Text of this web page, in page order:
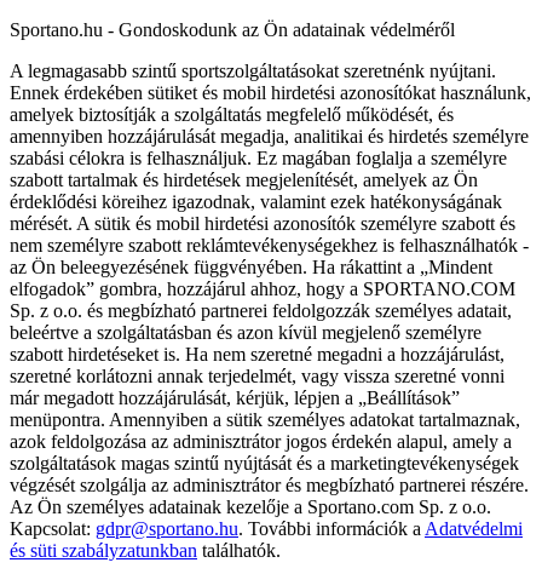
Sportano.hu - Gondoskodunk az Ön adatainak védelméről
A legmagasabb szintű sportszolgáltatásokat szeretnénk nyújtani.
Ennek érdekében sütiket és mobil hirdetési azonosítókat használunk,
amelyek biztosítják a szolgáltatás megfelelő működését, és
amennyiben hozzájárulását megadja, analitikai és hirdetés személyre
szabási célokra is felhasználjuk. Ez magában foglalja a személyre
szabott tartalmak és hirdetések megjelenítését, amelyek az Ön
érdeklődési köreihez igazodnak, valamint ezek hatékonyságának
mérését. A sütik és mobil hirdetési azonosítók személyre szabott és
nem személyre szabott reklámtevékenységekhez is felhasználhatók -
az Ön beleegyezésének függvényében. Ha rákattint a „Mindent
elfogadok” gombra, hozzájárul ahhoz, hogy a SPORTANO.COM
Sp. z o.o. és megbízható partnerei feldolgozzák személyes adatait,
beleértve a szolgáltatásban és azon kívül megjelenő személyre
szabott hirdetéseket is. Ha nem szeretné megadni a hozzájárulást,
szeretné korlátozni annak terjedelmét, vagy vissza szeretné vonni
már megadott hozzájárulását, kérjük, lépjen a „Beállítások”
menüpontra. Amennyiben a sütik személyes adatokat tartalmaznak,
azok feldolgozása az adminisztrátor jogos érdekén alapul, amely a
szolgáltatások magas szintű nyújtását és a marketingtevékenységek
végzését szolgálja az adminisztrátor és megbízható partnerei részére.
Az Ön személyes adatainak kezelője a Sportano.com Sp. z o.o.
Kapcsolat: gdpr@sportano.hu. További információk a Adatvédelmi
és süti szabályzatunkban találhatók.